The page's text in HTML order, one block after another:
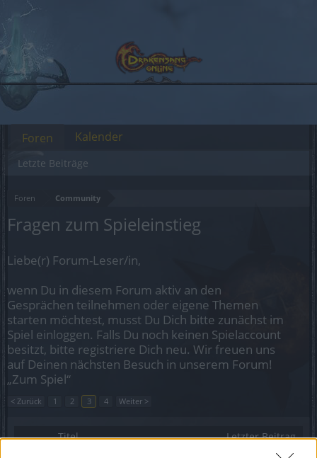
Foren Community
Fragen zum Spieleinstieg
Liebe(r) Forum-Leser/in,
wenn Du in diesem Forum aktiv an den
Gesprächen teilnehmen oder eigene Themen
starten möchtest, musst Du Dich bitte zunächst im
Spiel einloggen. Falls Du noch keinen Spielaccount
besitzt, bitte registriere Dich neu. Wir freuen uns
auf Deinen nächsten Besuch in unserem Forum!
„Zum Spiel“
< Zurück 1 2 3 4 Weiter >
Titel Letzter Beitrag
Foren
Letzte Beiträge
Kalender